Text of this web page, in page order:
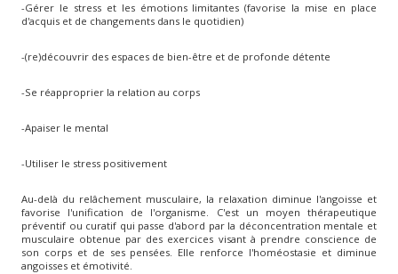
-Gérer le stress et les émotions limitantes (favorise la mise en place
d'acquis et de changements dans le quotidien)
-(re)découvrir des espaces de bien-être et de profonde détente
-Se réapproprier la relation au corps
-Apaiser le mental
-Utiliser le stress positivement
Au-delà du relâchement musculaire, la relaxation diminue l'angoisse et
favorise l'unification de l'organisme. C'est un moyen thérapeutique
préventif ou curatif qui passe d'abord par la déconcentration mentale et
musculaire obtenue par des exercices visant à prendre conscience de
son corps et de ses pensées. Elle renforce l'homéostasie et diminue
angoisses et émotivité.